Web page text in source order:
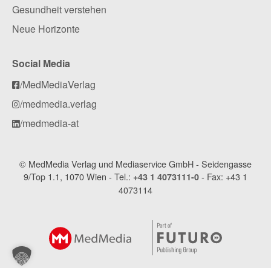
Gesundheit verstehen
Neue Horizonte
Social Media
/MedMediaVerlag
/medmedia.verlag
/medmedia-at
© MedMedia Verlag und Mediaservice GmbH - Seidengasse
9/Top 1.1, 1070 Wien - Tel.: +43 1 4073111-0 - Fax: +43 1
4073114